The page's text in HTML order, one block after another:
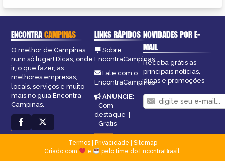
ENCONTRACAMPINAS
O melhor de Campinas
num só lugar! Dicas, onde
ir, o que fazer, as
melhores empresas,
locais, serviços e muito
mais no guia Encontra
Campinas.
LINKS RÁPIDOS
Sobre
EncontraCampinas
Fale com o
EncontraCampinas
ANUNCIE:
Com
destaque |
Grátis
NOVIDADES POR E-
MAIL
Receba grátis as
principais notícias,
dicas e promoções
Termos| Privacidade
Sitemap
Criado com
e pelo time do EncontraBrasil